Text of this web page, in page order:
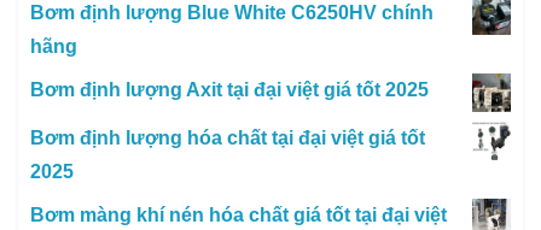
Bơm định lượng Blue White C6250HV chính
hãng
Bơm định lượng Axit tại đại việt giá tốt 2025
Bơm định lượng hóa chất tại đại việt giá tốt
2025
Bơm màng khí nén hóa chất giá tốt tại đại việt